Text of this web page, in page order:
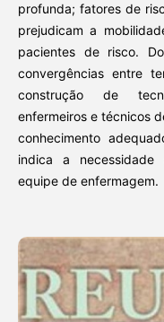
profunda; fatores de
prejudicam a
pacientes de risco.
convergências entre
construção de
enfermeiros e técnicos
conhecimento
indica a
equipe de enfermagem.